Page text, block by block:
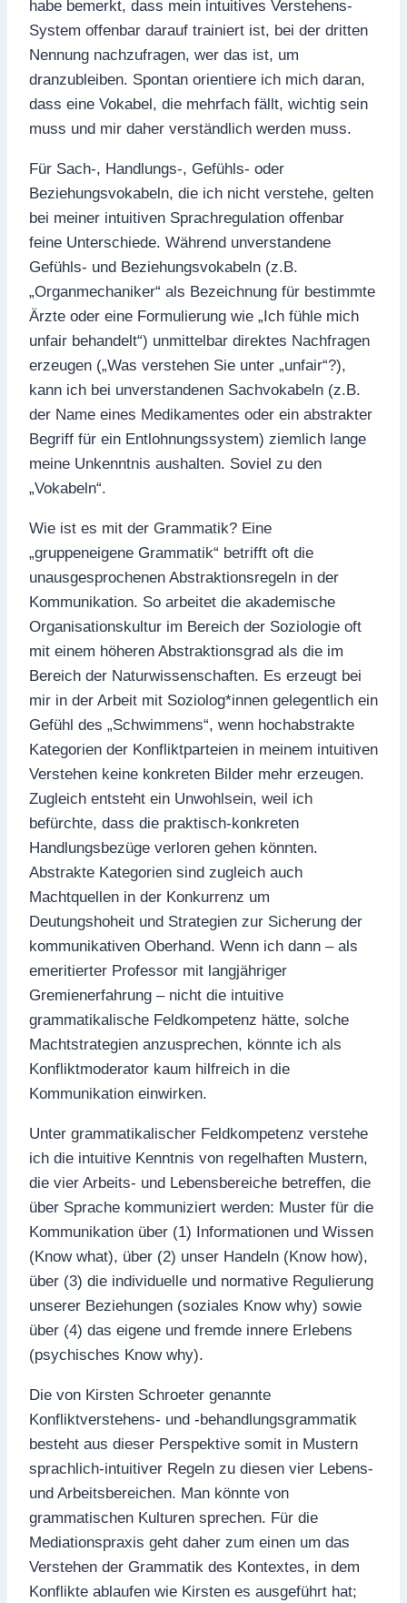
habe bemerkt, dass mein intuitives Verstehens-
System offenbar darauf trainiert ist, bei der dritten
Nennung nachzufragen, wer das ist, um
dranzubleiben. Spontan orientiere ich mich daran,
dass eine Vokabel, die mehrfach fällt, wichtig sein
muss und mir daher verständlich werden muss.
Für Sach-, Handlungs-, Gefühls- oder
Beziehungsvokabeln, die ich nicht verstehe, gelten
bei meiner intuitiven Sprachregulation offenbar
feine Unterschiede. Während unverstandene
Gefühls- und Beziehungsvokabeln (z.B.
„Organmechaniker“ als Bezeichnung für bestimmte
Ärzte oder eine Formulierung wie „Ich fühle mich
unfair behandelt“) unmittelbar direktes Nachfragen
erzeugen („Was verstehen Sie unter „unfair“?),
kann ich bei unverstandenen Sachvokabeln (z.B.
der Name eines Medikamentes oder ein abstrakter
Begriff für ein Entlohnungssystem) ziemlich lange
meine Unkenntnis aushalten. Soviel zu den
„Vokabeln“.
Wie ist es mit der Grammatik? Eine
„gruppeneigene Grammatik“ betrifft oft die
unausgesprochenen Abstraktionsregeln in der
Kommunikation. So arbeitet die akademische
Organisationskultur im Bereich der Soziologie oft
mit einem höheren Abstraktionsgrad als die im
Bereich der Naturwissenschaften. Es erzeugt bei
mir in der Arbeit mit Soziolog*innen gelegentlich ein
Gefühl des „Schwimmens“, wenn hochabstrakte
Kategorien der Konfliktparteien in meinem intuitiven
Verstehen keine konkreten Bilder mehr erzeugen.
Zugleich entsteht ein Unwohlsein, weil ich
befürchte, dass die praktisch-konkreten
Handlungsbezüge verloren gehen könnten.
Abstrakte Kategorien sind zugleich auch
Machtquellen in der Konkurrenz um
Deutungshoheit und Strategien zur Sicherung der
kommunikativen Oberhand. Wenn ich dann – als
emeritierter Professor mit langjähriger
Gremienerfahrung – nicht die intuitive
grammatikalische Feldkompetenz hätte, solche
Machtstrategien anzusprechen, könnte ich als
Konfliktmoderator kaum hilfreich in die
Kommunikation einwirken.
Unter grammatikalischer Feldkompetenz verstehe
ich die intuitive Kenntnis von regelhaften Mustern,
die vier Arbeits- und Lebensbereiche betreffen, die
über Sprache kommuniziert werden: Muster für die
Kommunikation über (1) Informationen und Wissen
(Know what), über (2) unser Handeln (Know how),
über (3) die individuelle und normative Regulierung
unserer Beziehungen (soziales Know why) sowie
über (4) das eigene und fremde innere Erlebens
(psychisches Know why).
Die von Kirsten Schroeter genannte
Konfliktverstehens- und -behandlungsgrammatik
besteht aus dieser Perspektive somit in Mustern
sprachlich-intuitiver Regeln zu diesen vier Lebens-
und Arbeitsbereichen. Man könnte von
grammatischen Kulturen sprechen. Für die
Mediationspraxis geht daher zum einen um das
Verstehen der Grammatik des Kontextes, in dem
Konflikte ablaufen wie Kirsten es ausgeführt hat;